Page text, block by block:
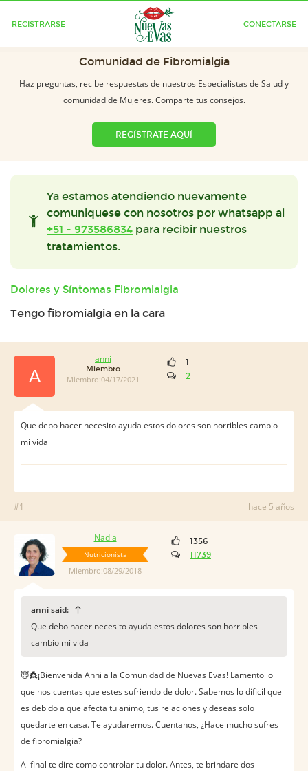
REGISTRARSE CONECTARSE
Comunidad de Fibromialgia
Haz preguntas, recibe respuestas de nuestros Especialistas de Salud y
comunidad de Mujeres. Comparte tus consejos.
REGÍSTRATE AQUÍ
Ya estamos atendiendo nuevamente
comuniquese con nosotros por whatsapp al
+51 - 973586834 para recibir nuestros
tratamientos.
Dolores y Síntomas Fibromialgia
Tengo fibromialgia en la cara
A
anni
Miembro
Miembro:04/17/2021
1
2
Que debo hacer necesito ayuda estos dolores son horribles cambio
mi vida
#1 hace 5 años
Nadia
Nutricionista
Miembro:08/29/2018
1356
11739
anni said:
Que debo hacer necesito ayuda estos dolores son horribles
cambio mi vida
😇👸¡Bienvenida Anni a la Comunidad de Nuevas Evas! Lamento lo
que nos cuentas que estes sufriendo de dolor. Sabemos lo dificil que
es debido a que afecta tu animo, tus relaciones y deseas solo
quedarte en casa. Te ayudaremos. Cuentanos, ¿Hace mucho sufres
de fibromialgia?
Al final te dire como controlar tu dolor. Antes, te brindare dos